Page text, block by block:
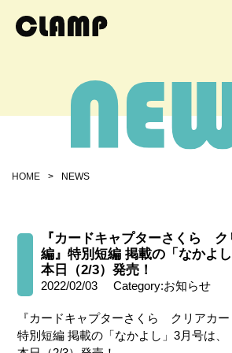
HOME > NEWS
『カードキャプターさくら ク
編』特別短編 掲載の「なかよし
本日（2/3）発売！
2022/02/03 Category:お知らせ
『カードキャプターさくら クリアカー
特別短編 掲載の「なかよし」3月号は、